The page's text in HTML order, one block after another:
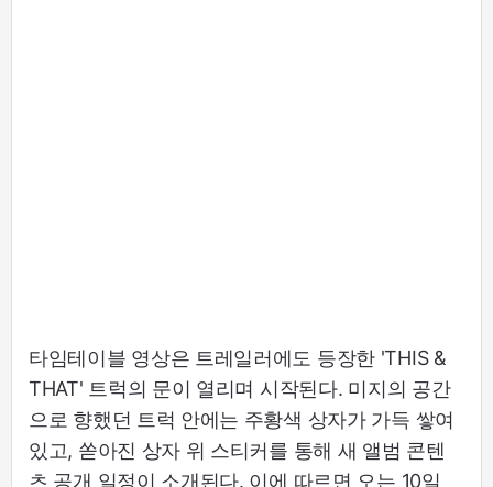
타임테이블 영상은 트레일러에도 등장한 'THIS &
THAT' 트럭의 문이 열리며 시작된다. 미지의 공간
으로 향했던 트럭 안에는 주황색 상자가 가득 쌓여
있고, 쏟아진 상자 위 스티커를 통해 새 앨범 콘텐
츠 공개 일정이 소개된다. 이에 따르면 오는 10일